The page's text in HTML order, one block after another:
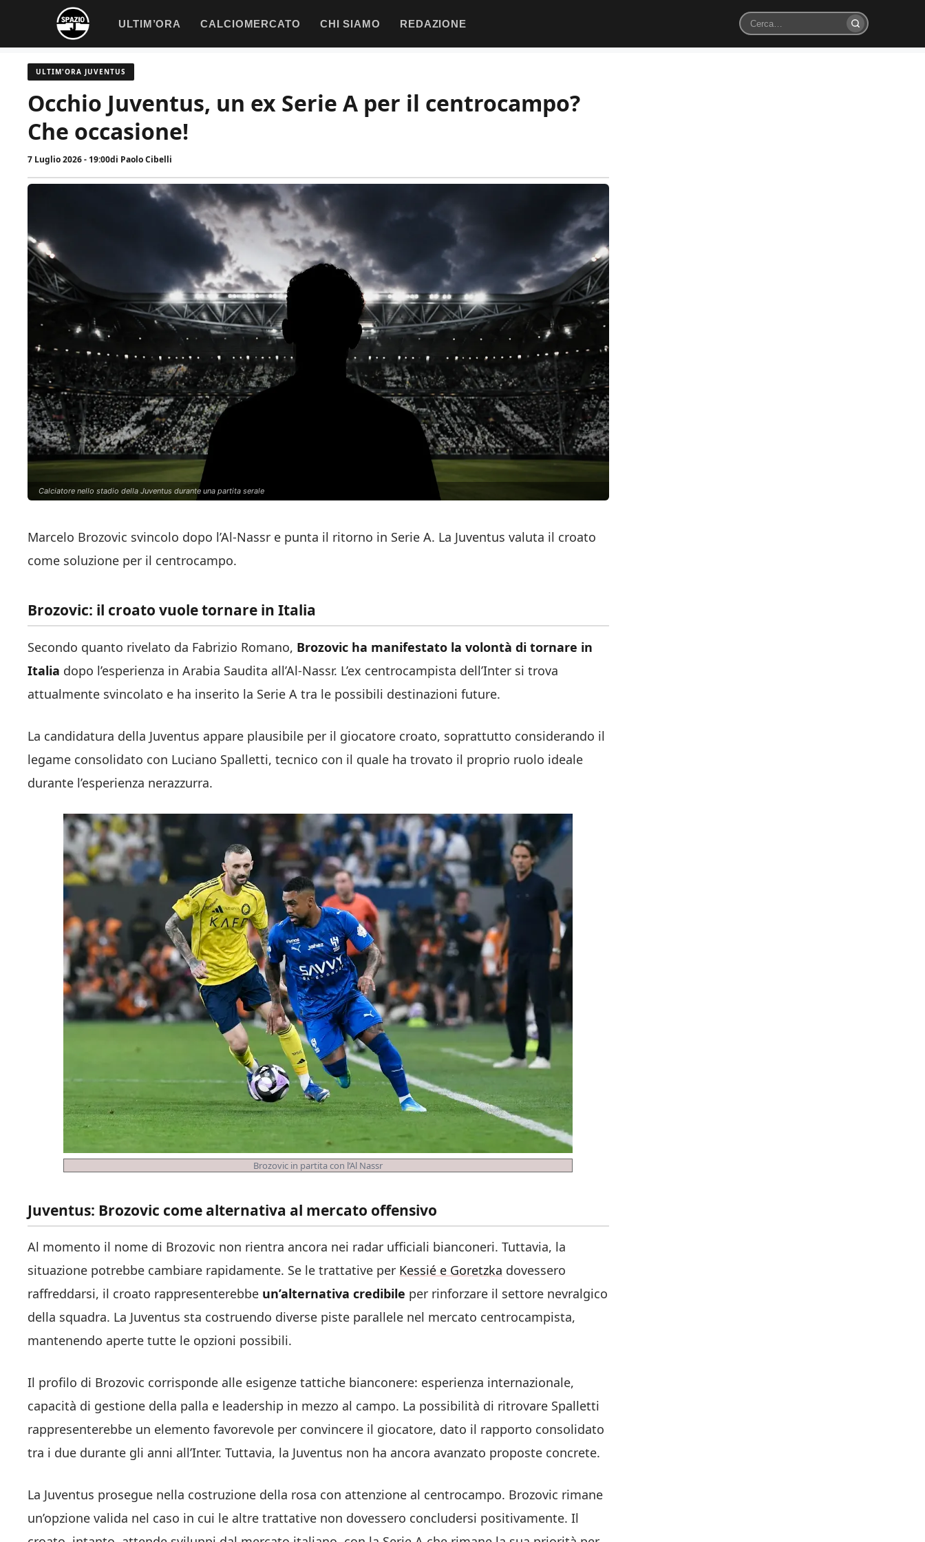
contenuto
ULTIM’ORA CALCIOMERCATO CHI SIAMO REDAZIONE
Cerca
ULTIM'ORA JUVENTUS
Occhio Juventus, un ex Serie A per il centrocampo?
Che occasione!
7 Luglio 2026 - 19:00di Paolo Cibelli
Calciatore nello stadio della Juventus durante una partita serale
Marcelo Brozovic svincolo dopo l’Al-Nassr e punta il ritorno in Serie A. La Juventus valuta il croato
come soluzione per il centrocampo.
Brozovic: il croato vuole tornare in Italia
Secondo quanto rivelato da Fabrizio Romano, Brozovic ha manifestato la volontà di tornare in
Italia dopo l’esperienza in Arabia Saudita all’Al-Nassr. L’ex centrocampista dell’Inter si trova
attualmente svincolato e ha inserito la Serie A tra le possibili destinazioni future.
La candidatura della Juventus appare plausibile per il giocatore croato, soprattutto considerando il
legame consolidato con Luciano Spalletti, tecnico con il quale ha trovato il proprio ruolo ideale
durante l’esperienza nerazzurra.
Brozovic in partita con l’Al Nassr
Juventus: Brozovic come alternativa al mercato offensivo
Al momento il nome di Brozovic non rientra ancora nei radar ufficiali bianconeri. Tuttavia, la
situazione potrebbe cambiare rapidamente. Se le trattative per Kessié e Goretzka dovessero
raffreddarsi, il croato rappresenterebbe un’alternativa credibile per rinforzare il settore nevralgico
della squadra. La Juventus sta costruendo diverse piste parallele nel mercato centrocampista,
mantenendo aperte tutte le opzioni possibili.
Il profilo di Brozovic corrisponde alle esigenze tattiche bianconere: esperienza internazionale,
capacità di gestione della palla e leadership in mezzo al campo. La possibilità di ritrovare Spalletti
rappresenterebbe un elemento favorevole per convincere il giocatore, dato il rapporto consolidato
tra i due durante gli anni all’Inter. Tuttavia, la Juventus non ha ancora avanzato proposte concrete.
La Juventus prosegue nella costruzione della rosa con attenzione al centrocampo. Brozovic rimane
un’opzione valida nel caso in cui le altre trattative non dovessero concludersi positivamente. Il